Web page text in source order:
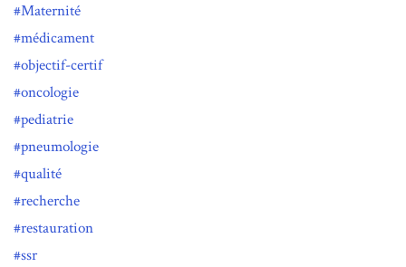
Maternité
médicament
objectif-certif
oncologie
pediatrie
pneumologie
qualité
recherche
restauration
ssr